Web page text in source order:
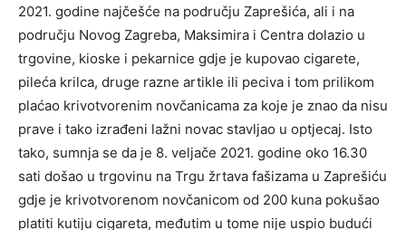
2021. godine najčešće na području Zaprešića, ali i na
području Novog Zagreba, Maksimira i Centra dolazio u
trgovine, kioske i pekarnice gdje je kupovao cigarete,
pileća krilca, druge razne artikle ili peciva i tom prilikom
plaćao krivotvorenim novčanicama za koje je znao da nisu
prave i tako izrađeni lažni novac stavljao u optjecaj. Isto
tako, sumnja se da je 8. veljače 2021. godine oko 16.30
sati došao u trgovinu na Trgu žrtava fašizama u Zaprešiću
gdje je krivotvorenom novčanicom od 200 kuna pokušao
platiti kutiju cigareta, međutim u tome nije uspio budući